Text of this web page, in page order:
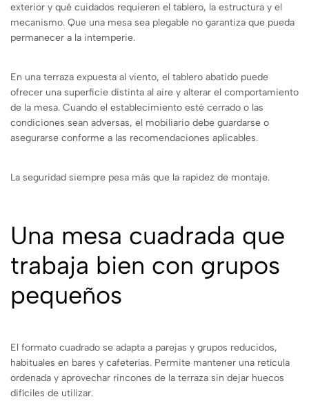
exterior y qué cuidados requieren el tablero, la estructura y el
mecanismo. Que una mesa sea plegable no garantiza que pueda
permanecer a la intemperie.
En una terraza expuesta al viento, el tablero abatido puede
ofrecer una superficie distinta al aire y alterar el comportamiento
de la mesa. Cuando el establecimiento esté cerrado o las
condiciones sean adversas, el mobiliario debe guardarse o
asegurarse conforme a las recomendaciones aplicables.
La seguridad siempre pesa más que la rapidez de montaje.
Una mesa cuadrada que
trabaja bien con grupos
pequeños
El formato cuadrado se adapta a parejas y grupos reducidos,
habituales en bares y cafeterías. Permite mantener una retícula
ordenada y aprovechar rincones de la terraza sin dejar huecos
difíciles de utilizar.